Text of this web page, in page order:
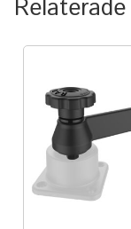
Lift Truck
FORDONSTYP
Motorcycle